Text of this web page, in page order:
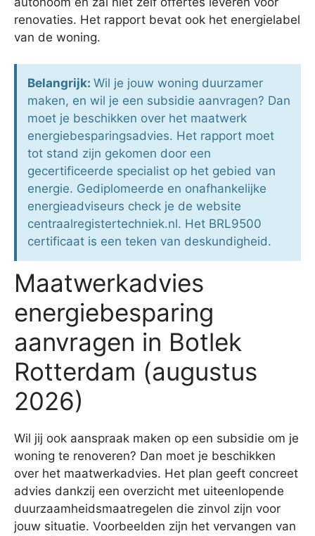
renovaties. Het rapport bevat ook het energielabel
van de woning.
Belangrijk: Wil je jouw woning duurzamer
maken, en wil je een subsidie aanvragen? Dan
moet je beschikken over het maatwerk
energiebesparingsadvies. Het rapport moet
tot stand zijn gekomen door een
gecertificeerde specialist op het gebied van
energie. Gediplomeerde en onafhankelijke
energieadviseurs check je de website
centraalregistertechniek.nl. Het BRL9500
certificaat is een teken van deskundigheid.
Maatwerkadvies
energiebesparing
aanvragen in Botlek
Rotterdam (augustus
2026)
Wil jij ook aanspraak maken op een subsidie om je
woning te renoveren? Dan moet je beschikken
over het maatwerkadvies. Het plan geeft concreet
advies dankzij een overzicht met uiteenlopende
duurzaamheidsmaatregelen die zinvol zijn voor
jouw situatie. Voorbeelden zijn het vervangen van